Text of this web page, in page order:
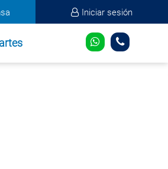
Iniciar sesión